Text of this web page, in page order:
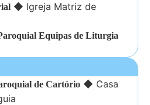
◆ Igreja Matriz de
Equipas de Liturgia
de Cartório ◆ Casa